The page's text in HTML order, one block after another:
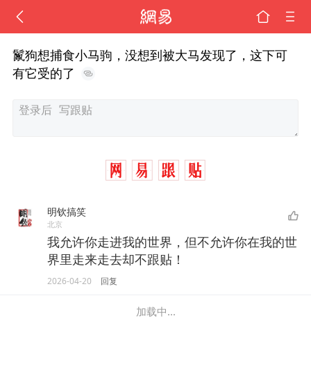
鬣狗想捕食小马驹，没想到被大马发现了，这下可
有它受的了
明钦搞笑
北京
我允许你走进我的世界，但不允许你在我的世
界里走来走去却不跟贴！
2026-04-20 回复
加载中...